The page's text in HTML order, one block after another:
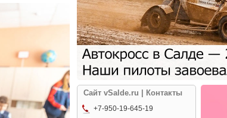
Сайт vSalde.ru | Контакты
+7-950-19-645-19